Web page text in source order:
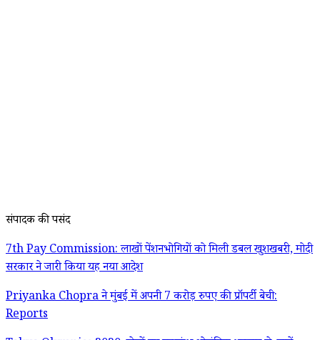
संपादक की पसंद
7th Pay Commission: लाखों पेंशनभोगियों को मिली डबल खुशखबरी, मोदी
सरकार ने जारी किया यह नया आदेश
Priyanka Chopra ने मुंबई में अपनी 7 करोड़ रुपए की प्रॉपर्टी बेची:
Reports